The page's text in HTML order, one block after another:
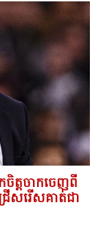
តចាកចេញពី
សរើសគាត់ជា